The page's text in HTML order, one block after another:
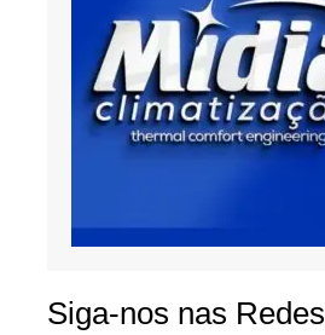
Siga-nos nas Redes